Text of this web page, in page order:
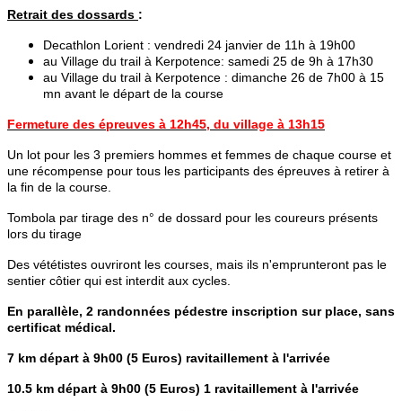
Retrait des dossards :
Decathlon Lorient : vendredi 24 janvier de 11h à 19h00
au Village du trail à Kerpotence: samedi 25 de 9h à 17h30
au Village du trail à Kerpotence : dimanche 26 de 7h00 à 15
mn avant le départ de la course
Fermeture des épreuves à 12h45, du village à 13h15
Un lot pour les 3 premiers hommes et femmes de chaque course et
une récompense pour tous les participants des épreuves à retirer à
la fin de la course.
Tombola par tirage des n° de dossard pour les coureurs présents
lors du tirage
Des vététistes ouvriront les courses, mais ils n'emprunteront pas le
sentier côtier qui est interdit aux cycles.
En parallèle, 2 randonnées pédestre inscription sur place, sans
certificat médical.
7 km départ à 9h00 (5 Euros) ravitaillement à l'arrivée
10.5 km départ à 9h00 (5 Euros) 1 ravitaillement à l'arrivée